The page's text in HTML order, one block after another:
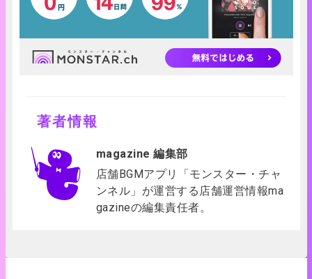
著者情報
magazine 編集部
店舗BGMアプリ「モンスター・チャ
ンネル」が運営する店舗運営情報ma
gazineの編集責任者。